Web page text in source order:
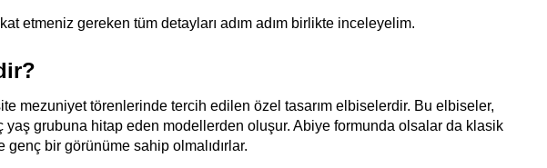
etmeniz gereken tüm detayları adım adım birlikte inceleyelim.
mezuniyet törenlerinde tercih edilen özel tasarım elbiselerdir. Bu elbiseler,
grubuna hitap eden modellerden oluşur. Abiye formunda olsalar da klasik
bir görünüme sahip olmalıdırlar.